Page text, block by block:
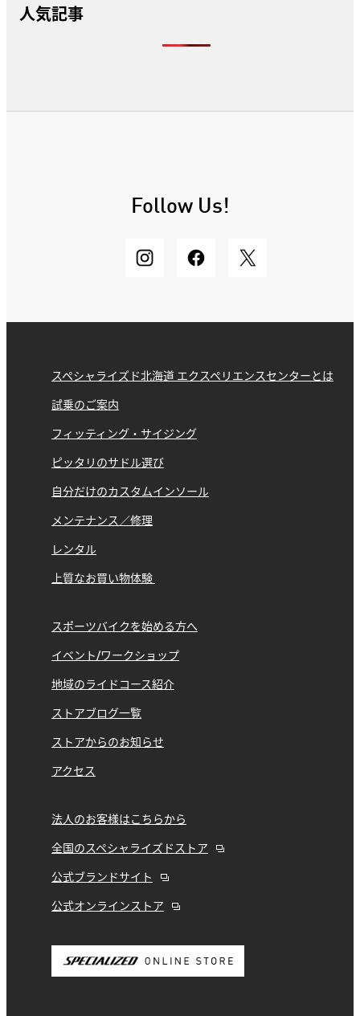
人気記事
Follow Us!
スペシャライズド北海道 エクスペリエンスセンターとは
試乗のご案内
フィッティング・サイジング
ピッタリのサドル選び
自分だけのカスタムインソール
メンテナンス／修理
レンタル
上質なお買い物体験
スポーツバイクを始める方へ
イベント/ワークショップ
地域のライドコース紹介
ストアブログ一覧
ストアからのお知らせ
アクセス
法人のお客様はこちらから
全国のスペシャライズドストア
公式ブランドサイト
公式オンラインストア